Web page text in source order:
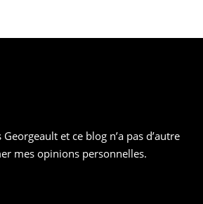
et ce blog n’a pas d’autre
mes opinions personnelles.